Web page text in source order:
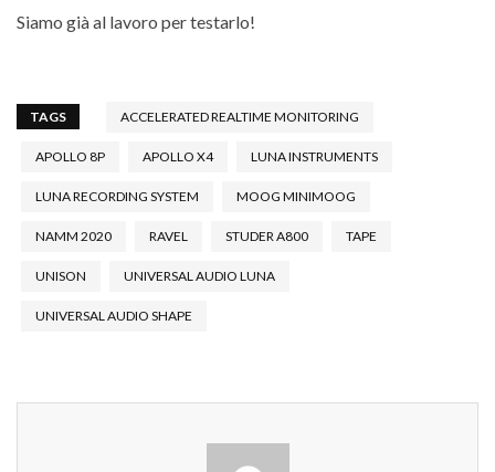
Siamo già al lavoro per testarlo!
TAGS ACCELERATED REALTIME MONITORING
APOLLO 8P APOLLO X4 LUNA INSTRUMENTS
LUNA RECORDING SYSTEM MOOG MINIMOOG
NAMM 2020 RAVEL STUDER A800 TAPE
UNISON UNIVERSAL AUDIO LUNA
UNIVERSAL AUDIO SHAPE